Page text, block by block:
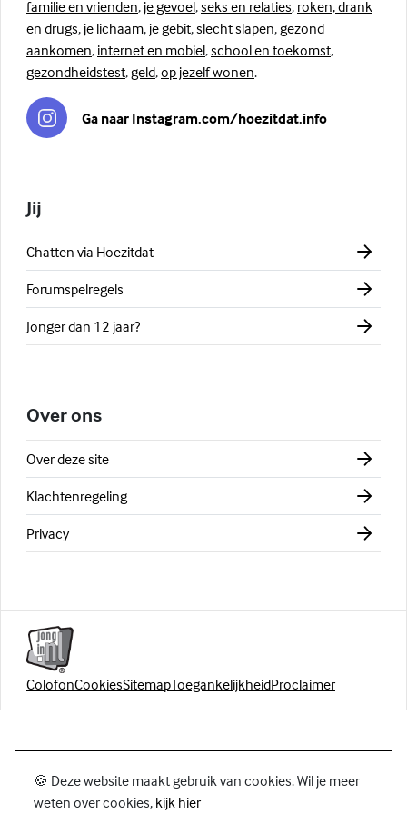
familie en vrienden, je gevoel,seks en relaties, roken, drank
en drugs, je lichaam, je gebit,slecht slapen,gezond
aankomen, internet en mobiel,school en toekomst,
gezondheidstest,geld,op jezelf wonen.
Ga naar Instagram.com/hoezitdat.info
Jij
Chatten via Hoezitdat
Forumspelregels
Jonger dan 12 jaar?
Over ons
Over deze site
Klachtenregeling
Privacy
ColofonCookiesSitemapToegankelijkheidProclaimer
🍪 Deze website maakt gebruik van cookies. Wil je meer
weten over cookies, kijk hier